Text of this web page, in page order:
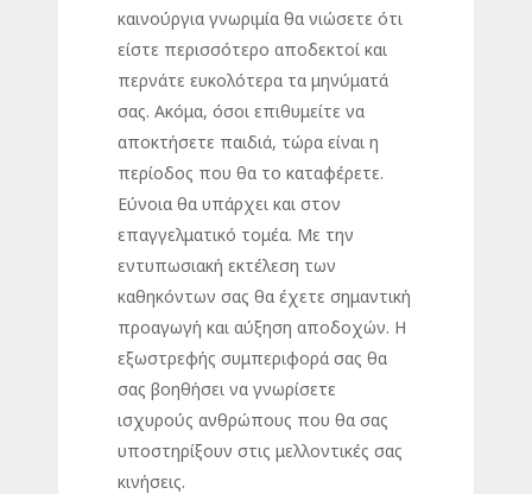
καινούργια γνωριμία θα νιώσετε ότι
είστε περισσότερο αποδεκτοί και
περνάτε ευκολότερα τα μηνύματά
σας. Ακόμα, όσοι επιθυμείτε να
αποκτήσετε παιδιά, τώρα είναι η
περίοδος που θα το καταφέρετε.
Εύνοια θα υπάρχει και στον
επαγγελματικό τομέα. Με την
εντυπωσιακή εκτέλεση των
καθηκόντων σας θα έχετε σημαντική
προαγωγή και αύξηση αποδοχών. Η
εξωστρεφής συμπεριφορά σας θα
σας βοηθήσει να γνωρίσετε
ισχυρούς ανθρώπους που θα σας
υποστηρίξουν στις μελλοντικές σας
κινήσεις.